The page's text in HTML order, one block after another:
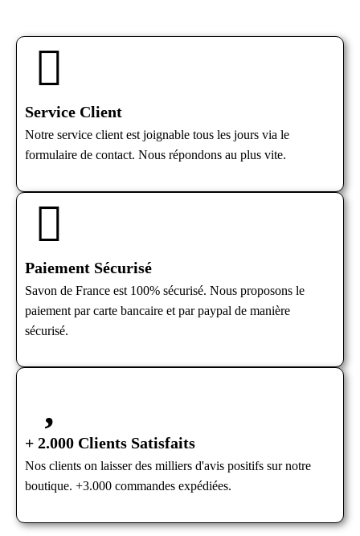
Service Client
Notre service client est joignable tous les jours via le
formulaire de contact. Nous répondons au plus vite.
Paiement Sécurisé
Savon de France est 100% sécurisé. Nous proposons le
paiement par carte bancaire et par paypal de manière
sécurisé.
+ 2.000 Clients Satisfaits
Nos clients on laisser des milliers d'avis positifs sur notre
boutique. +3.000 commandes expédiées.